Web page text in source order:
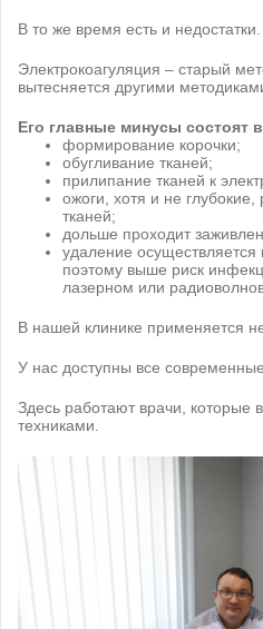
В то же время есть и недостатки.
Электрокоагуляция – старый
вытесняется другими
Его главные минусы состоят
формирование корочки;
обугливание тканей;
прилипание тканей к
ожоги, хотя и не
тканей;
дольше проходит
удаление осуществляется
поэтому выше риск
лазерном или
В нашей клинике применяется не
У нас доступны все
Здесь работают врачи, которые
техниками.